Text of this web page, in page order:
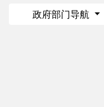
政府部门导航